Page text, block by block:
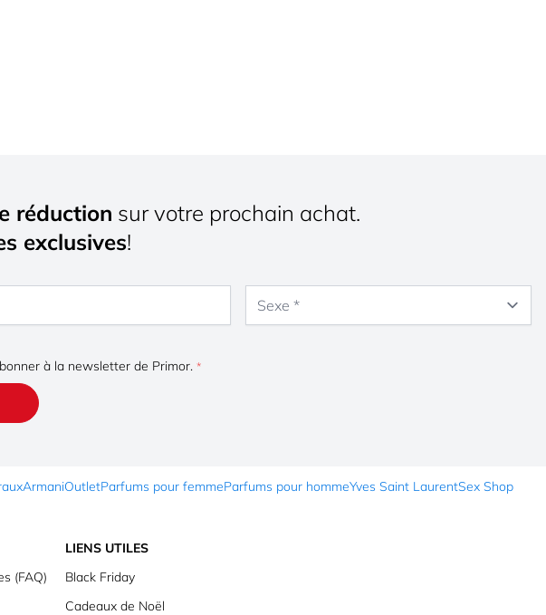
réduction sur votre prochain achat.
exclusives!
à la newsletter de Primor.
ArmaniOutletParfums pour femmeParfums pour hommeYves Saint LaurentSex Shop
(FAQ)
LIENS UTILES
Black Friday
Cadeaux de Noël